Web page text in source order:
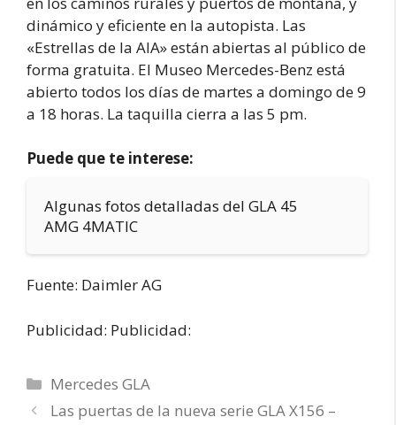
dinámico y eficiente en la autopista. Las
«Estrellas de la AIA» están abiertas al público de
forma gratuita. El Museo Mercedes-Benz está
abierto todos los días de martes a domingo de 9
a 18 horas. La taquilla cierra a las 5 pm.
Puede que te interese:
Algunas fotos detalladas del GLA 45
AMG 4MATIC
Fuente: Daimler AG
Publicidad: Publicidad:
Categorías
Mercedes GLA
Las puertas de la nueva serie GLA X156 –